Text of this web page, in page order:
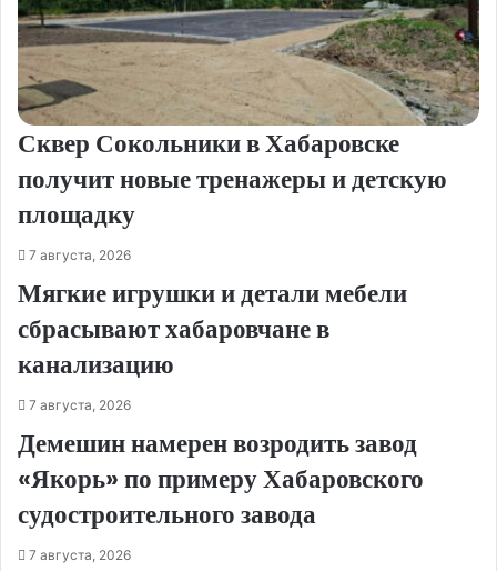
Сквер Сокольники в Хабаровске
получит новые тренажеры и детскую
площадку
7 августа, 2026
Мягкие игрушки и детали мебели
сбрасывают хабаровчане в
канализацию
7 августа, 2026
Демешин намерен возродить завод
«Якорь» по примеру Хабаровского
судостроительного завода
7 августа, 2026